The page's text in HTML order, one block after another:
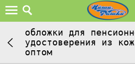
обложки для
удостоверения из
оптом